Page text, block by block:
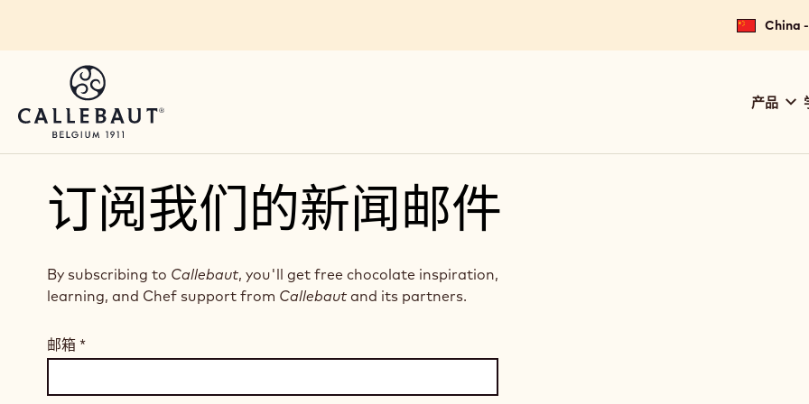
China
产品
订阅我们的新闻邮件
By subscribing to Callebaut, you'll get free chocolate inspiration,
learning, and Chef support from Callebaut and its partners.
邮箱 *